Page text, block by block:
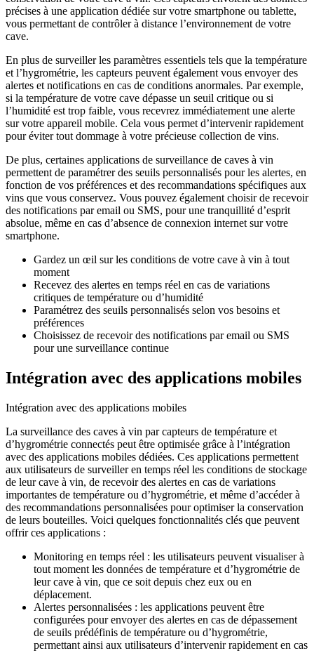
précises à une application dédiée sur votre smartphone ou tablette,
vous permettant de contrôler à distance l’environnement de votre
cave.
En plus de surveiller les paramètres essentiels tels que la température
et l’hygrométrie, les capteurs peuvent également vous envoyer des
alertes et notifications en cas de conditions anormales. Par exemple,
si la température de votre cave dépasse un seuil critique ou si
l’humidité est trop faible, vous recevrez immédiatement une alerte
sur votre appareil mobile. Cela vous permet d’intervenir rapidement
pour éviter tout dommage à votre précieuse collection de vins.
De plus, certaines applications de surveillance de caves à vin
permettent de paramétrer des seuils personnalisés pour les alertes, en
fonction de vos préférences et des recommandations spécifiques aux
vins que vous conservez. Vous pouvez également choisir de recevoir
des notifications par email ou SMS, pour une tranquillité d’esprit
absolue, même en cas d’absence de connexion internet sur votre
smartphone.
Gardez un œil sur les conditions de votre cave à vin à tout
moment
Recevez des alertes en temps réel en cas de variations
critiques de température ou d’humidité
Paramétrez des seuils personnalisés selon vos besoins et
préférences
Choisissez de recevoir des notifications par email ou SMS
pour une surveillance continue
Intégration avec des applications mobiles
Intégration avec des applications mobiles
La surveillance des caves à vin par capteurs de température et
d’hygrométrie connectés peut être optimisée grâce à l’intégration
avec des applications mobiles dédiées. Ces applications permettent
aux utilisateurs de surveiller en temps réel les conditions de stockage
de leur cave à vin, de recevoir des alertes en cas de variations
importantes de température ou d’hygrométrie, et même d’accéder à
des recommandations personnalisées pour optimiser la conservation
de leurs bouteilles. Voici quelques fonctionnalités clés que peuvent
offrir ces applications :
Monitoring en temps réel : les utilisateurs peuvent visualiser à
tout moment les données de température et d’hygrométrie de
leur cave à vin, que ce soit depuis chez eux ou en
déplacement.
Alertes personnalisées : les applications peuvent être
configurées pour envoyer des alertes en cas de dépassement
de seuils prédéfinis de température ou d’hygrométrie,
permettant ainsi aux utilisateurs d’intervenir rapidement en cas